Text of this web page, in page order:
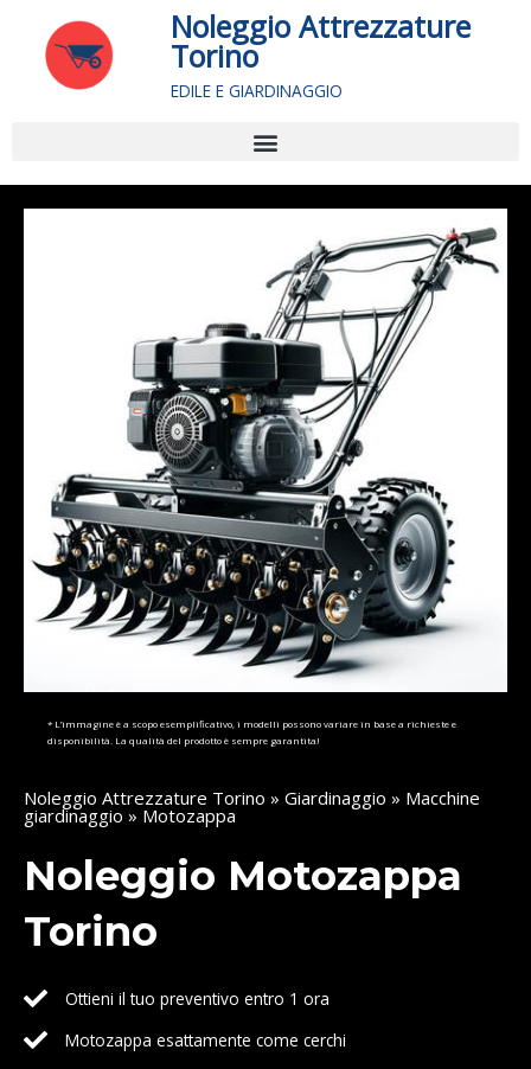
contenuto
Noleggio Attrezzature
Torino
EDILE E GIARDINAGGIO
Noleggio Attrezzature Torino » Giardinaggio » Macchine
giardinaggio » Motozappa
Noleggio Motozappa
Torino
Ottieni il tuo preventivo entro 1 ora
Motozappa esattamente come cerchi
* L’immagine è a scopo esemplificativo, i modelli possono variare in base a richieste e
disponibilità. La qualità del prodotto è sempre garantita!